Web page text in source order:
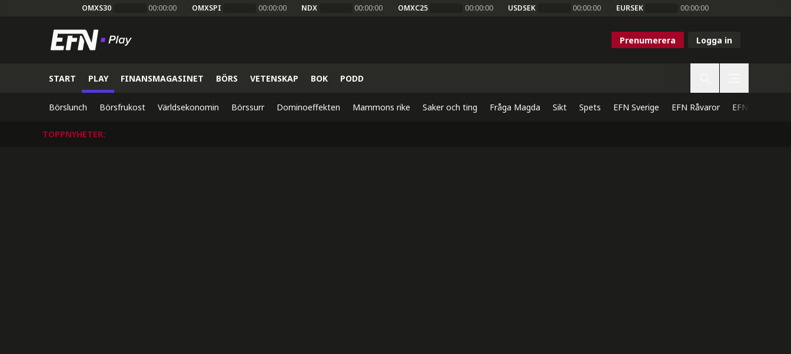
OMXS30 00:00:00 OMXSPI 00:00:00 NDX 00:00:00 OMXC25 00:00:00 USDSEK 00:00:00 EURSEK 00:00:00
Prenumerera Logga in
START PLAY FINANSMAGASINET BÖRS VETENSKAP BOK PODD
Börslunch Börsfrukost Världsekonomin Börssurr Dominoeffekten Mammons rike Saker och ting Fråga Magda Sikt Spets EFN Sverige EFN Råvaror EFN Direkt
TOPPNYHETER: